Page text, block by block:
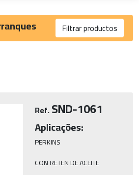
Filtrar productos
Diam. Piñón
Ref.SND-1061
Aplicações:
PERKINS
CON RETEN DE ACEITE